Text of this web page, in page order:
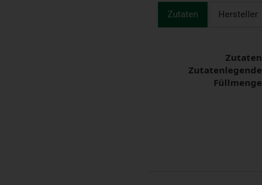
Zutaten Hersteller
Zutaten
Zutatenlegende
Füllmenge